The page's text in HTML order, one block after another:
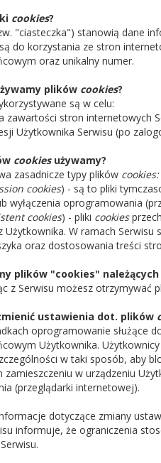
cookies?
"ciasteczka") stanowią dane
do korzystania ze stron
oraz unikalny numer.
plików cookies?
są w celu:
zawartości stron internetowych
Użytkownika Serwisu (po
cookiesużywamy?
zasadnicze typy plików cookies:
cookies) - są to pliki
wyłączenia oprogramowania
cookies) - pliki cookies
Użytkownika. W ramach
oraz dostosowania treści
plików "cookies"
z Serwisu możesz otrzymywać
ustawienia dot. plików
oprogramowanie służące
Użytkownika.
w taki sposób, aby
zamieszczeniu w urządzeniu
(przeglądarki internetowej).
dotyczące zmiany
informuje, że ograniczenia